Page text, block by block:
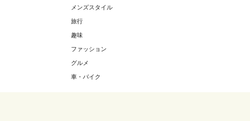
メンズスタイル
旅行
趣味
ファッション
グルメ
車・バイク